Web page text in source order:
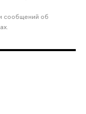
сообщений об